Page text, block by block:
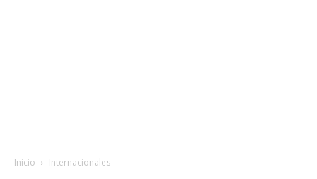
Inicio Internacionales